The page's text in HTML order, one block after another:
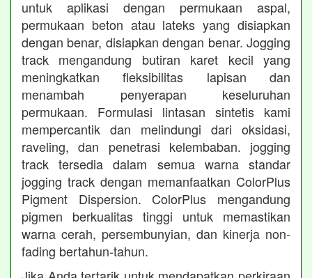
untuk aplikasi dengan permukaan aspal,
permukaan beton atau lateks yang disiapkan
dengan benar, disiapkan dengan benar. Jogging
track mengandung butiran karet kecil yang
meningkatkan fleksibilitas lapisan dan
menambah penyerapan keseluruhan
permukaan. Formulasi lintasan sintetis kami
mempercantik dan melindungi dari oksidasi,
raveling, dan penetrasi kelembaban. jogging
track tersedia dalam semua warna standar
jogging track dengan memanfaatkan ColorPlus
Pigment Dispersion. ColorPlus mengandung
pigmen berkualitas tinggi untuk memastikan
warna cerah, persembunyian, dan kinerja non-
fading bertahun-tahun.